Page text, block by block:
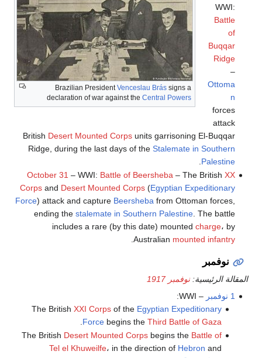
Brazilian PresidentVenceslau Brás signs a
declaration of war against the Central Powers
WWI:
Battle
of
Buqqar
Ridge
–
Ottoma
n
forces
attack
British Desert Mounted Corpsunits garrisoning El-Buqqar
Ridge, during the last days of the Stalemate in Southern
Palestine
October 31 – WWI: Battle of Beersheba – The British XX
Corpsand Desert Mounted Corps(Egyptian Expeditionary
Force) attack and capture Beersheba from Ottoman forces,
ending the stalemate in Southern Palestine. The battle
includes a rare (by this date) mounted charge، by
Australian mounted infantry
نوفمبر
المقالة الرئيسية:نوفمبر 1917
1 نوفمبر
– WWI:
The BritishXXI Corps of the Egyptian Expeditionary
Force begins theThird Battle of Gaza
The British Desert Mounted Corps begins the Battle of
Tel el Khuweilfe، in the direction of Hebron and